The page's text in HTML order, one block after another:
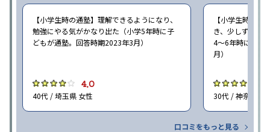
【小学生時の通塾】理解できるようになり、
勉強にやる気がかなり出た（小学5年時に子
どもが通塾。回答時期2023年3月）
4.0
40代 / 埼玉県 女性
【小学生時の通
き、少しずつ成
4〜6年時に子ど
月）
30代 / 神奈川県
口コミをもっと見る